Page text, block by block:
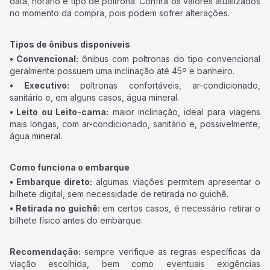
no momento da compra, pois podem sofrer alterações.
Tipos de ônibus disponíveis
• Convencional: ônibus com poltronas do tipo convencional
geralmente possuem uma inclinação até 45º e banheiro.
• Executivo: poltronas confortáveis, ar-condicionado,
sanitário e, em alguns casos, água mineral.
• Leito ou Leito-cama: maior inclinação, ideal para viagens
mais longas, com ar-condicionado, sanitário e, possivelmente,
água mineral.
Como funciona o embarque
• Embarque direto: algumas viações permitem apresentar o
bilhete digital, sem necessidade de retirada no guichê.
• Retirada no guichê: em certos casos, é necessário retirar o
bilhete físico antes do embarque.
Recomendação: sempre verifique as regras específicas da
viação escolhida, bem como eventuais exigências